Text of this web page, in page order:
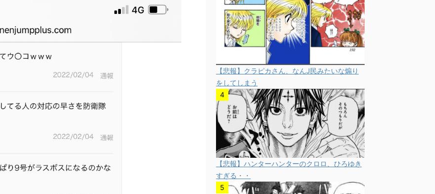
【悲報】クラピカさん、なんJ民みたいな煽り
をしてしまう
【悲報】ハンターハンターのクロロ、ひろゆき
すぎる・・